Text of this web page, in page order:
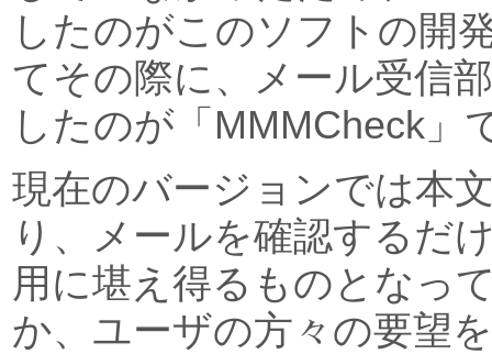
したのがこのソフトの開
てその際に、メール受信
したのが「MMMCheck」
現在のバージョンでは本
り、メールを確認するだ
用に堪え得るものとなっ
か、ユーザの方々の要望